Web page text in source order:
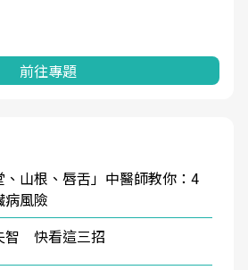
前往專題
、山根、唇舌」中醫師教你：4
病風險
智 快看這三招